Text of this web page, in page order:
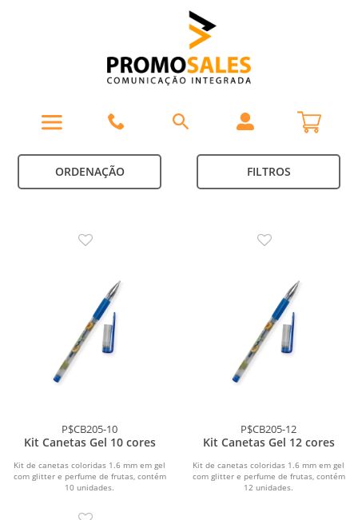
ORDENAÇÃO FILTROS
P$CB205-10
Kit Canetas Gel 10 cores
Kit de canetas coloridas 1.6 mm em gel
com glitter e perfume de frutas, contém
10 unidades.
P$CB205-12
Kit Canetas Gel 12 cores
Kit de canetas coloridas 1.6 mm em gel
com glitter e perfume de frutas, contém
12 unidades.